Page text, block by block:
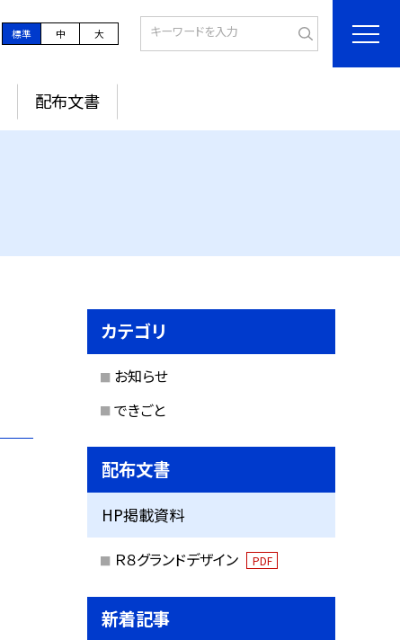
標準 中 大
配布文書
カテゴリ
お知らせ
できごと
配布文書
HP掲載資料
Ｒ８グランドデザイン PDF
新着記事